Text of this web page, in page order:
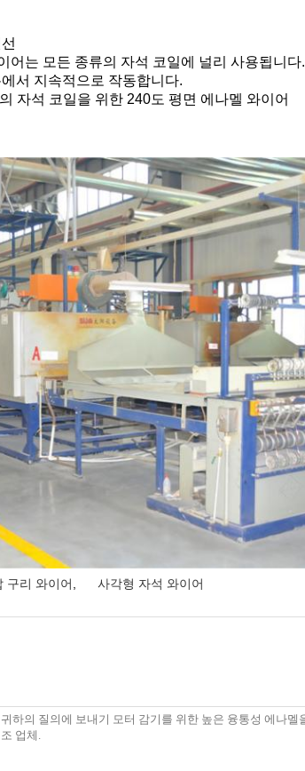
어는 모든 종류의 자석 코일에 널리 사용됩니다.
서 지속적으로 작동합니다.
자석 코일을 위한 240도 평면 에나멜 와이어
구리 와이어 사각형 자석 와이어